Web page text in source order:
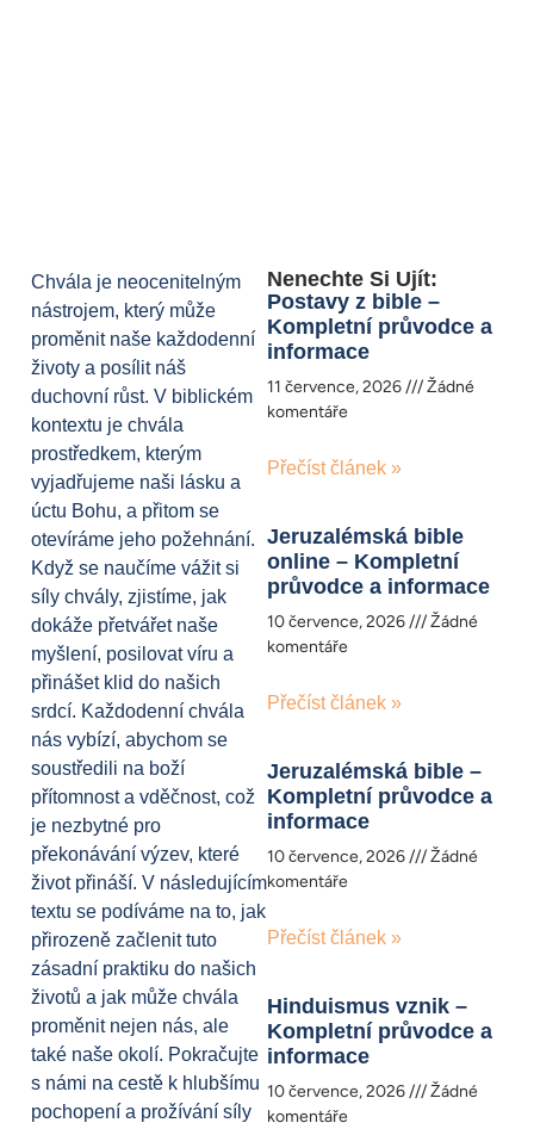
Chvála je neocenitelným
nástrojem, který může
proměnit naše každodenní
životy a posílit náš
duchovní růst. V biblickém
kontextu je chvála
prostředkem, kterým
vyjadřujeme naši lásku a
úctu Bohu, a přitom se
otevíráme jeho požehnání.
Když se naučíme vážit si
síly chvály, zjistíme, jak
dokáže přetvářet naše
myšlení, posilovat víru a
přinášet klid do našich
srdcí. Každodenní chvála
nás vybízí, abychom se
soustředili na boží
přítomnost a vděčnost, což
je nezbytné pro
překonávání výzev, které
život přináší. V následujícím
textu se podíváme na to, jak
přirozeně začlenit tuto
zásadní praktiku do našich
životů a jak může chvála
proměnit nejen nás, ale
také naše okolí. Pokračujte
s námi na cestě k hlubšímu
pochopení a prožívání síly
Nenechte Si Ujít:
Postavy z bible –
Kompletní průvodce a
informace
11 července, 2026
Žádné
komentáře
Přečíst článek »
Jeruzalémská bible
online – Kompletní
průvodce a informace
10 července, 2026
Žádné
komentáře
Přečíst článek »
Jeruzalémská bible –
Kompletní průvodce a
informace
10 července, 2026
Žádné
komentáře
Přečíst článek »
Hinduismus vznik –
Kompletní průvodce a
informace
10 července, 2026
Žádné
komentáře